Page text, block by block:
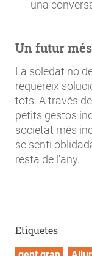
una
Un futur
La soledat no
requereix
tots. A través
petits gestos
societat més
se senti
resta de l'any.
Etiquetes